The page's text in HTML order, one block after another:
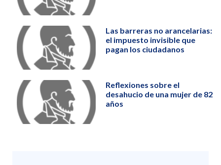
Las barreras no arancelarias:
el impuesto invisible que
pagan los ciudadanos
Reflexiones sobre el
desahucio de una mujer de 82
años